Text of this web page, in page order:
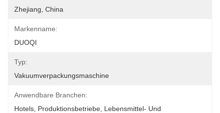
Zhejiang, China
Markenname:
DUOQI
Typ:
Vakuumverpackungsmaschine
Anwendbare Branchen:
Hotels, Produktionsbetriebe, Lebensmittel- Und